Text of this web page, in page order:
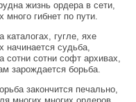
жизнь ордера в сети,
много гибнет по пути.
каталогах, гугле, яхе
начинается судьба,
сотни сотни софт архивах,
зарождается борьба.
закончится печально,